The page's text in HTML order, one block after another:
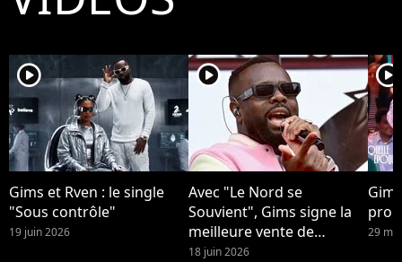
player2
Gims et Rven : le single
"Sous contrôle"
19 juin 2026
player2
Avec "Le Nord se
Souvient", Gims signe la
meilleure vente de
l'année.
18 juin 2026
player2
29